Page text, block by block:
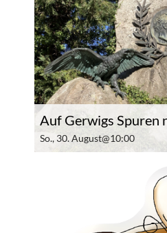
Auf Gerwigs Spuren
So., 30. August@10:00